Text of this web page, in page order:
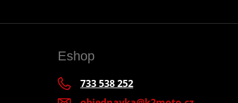
Eshop
733 538 252